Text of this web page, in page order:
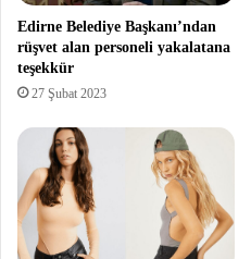
Edirne Belediye Başkanı’ndan
rüşvet alan personeli yakalatana
teşekkür
27 Şubat 2023